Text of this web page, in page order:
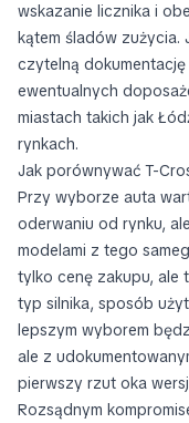
wskazanie licznika i
kątem śladów zużycia.
czytelną
ewentualnych
miastach takich jak
rynkach.
Jak porównywać T-
Przy wyborze auta
oderwaniu od rynku,
modelami z tego
tylko cenę zakupu, ale
typ silnika, sposób
lepszym wyborem
ale z
pierwszy rzut oka
Rozsądnym